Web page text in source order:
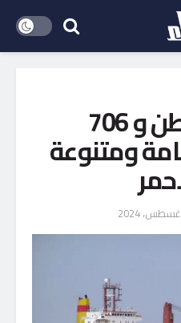
تداول 12 الف طن و 706
ومتنوعة